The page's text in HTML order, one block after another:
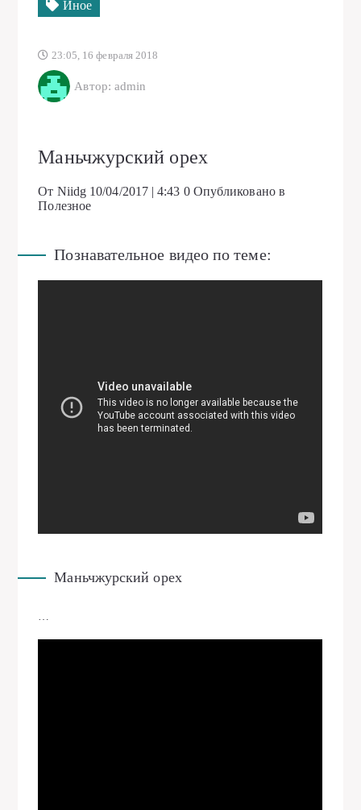
Иное
23:05, 16 февраля 2018
Автор: admin
Маньчжурский орех
От Niidg 10/04/2017 | 4:43 0 Опубликовано в
Полезное
Познавательное видео по теме:
Маньчжурский орех